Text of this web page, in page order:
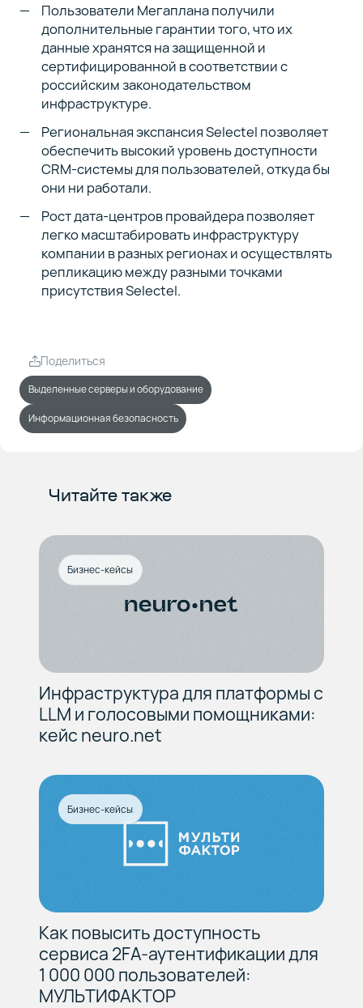
Пользователи Мегаплана получили
дополнительные гарантии того, что их
данные хранятся на защищенной и
сертифицированной в соответствии с
российским законодательством
инфраструктуре.
Региональная экспансия Selectel позволяет
обеспечить высокий уровень доступности
CRM-системы для пользователей, откуда бы
они ни работали.
Рост дата-центров провайдера позволяет
легко масштабировать инфраструктуру
компании в разных регионах и осуществлять
репликацию между разными точками
присутствия Selectel.
Поделиться
Выделенные серверы и оборудование
Информационная безопасность
Читайте также
Бизнес-кейсы
Инфраструктура для платформы с
LLM и голосовыми помощниками:
кейс neuro.net
Бизнес-кейсы
Как повысить доступность
сервиса 2FA-аутентификации для
1 000 000 пользователей:
МУЛЬТИФАКТОР